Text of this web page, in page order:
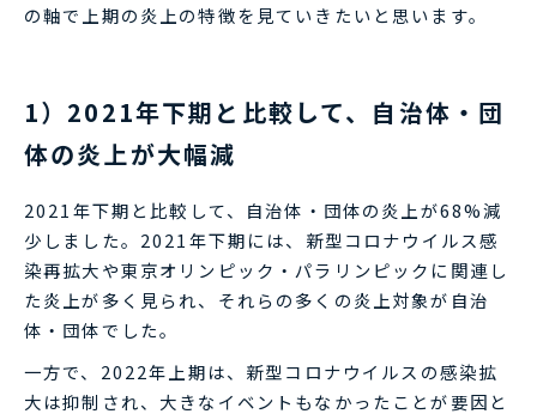
の軸で上期の炎上の特徴を見ていきたいと思います。
1）2021年下期と比較して、自治体・団
体の炎上が大幅減
2021年下期と比較して、自治体・団体の炎上が68%減
少しました。2021年下期には、新型コロナウイルス感
染再拡大や東京オリンピック・パラリンピックに関連し
た炎上が多く見られ、それらの多くの炎上対象が自治
体・団体でした。
一方で、2022年上期は、新型コロナウイルスの感染拡
大は抑制され、大きなイベントもなかったことが要因と